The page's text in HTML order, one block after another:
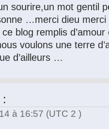
sourire,un mot gentil
…merci dieu
blog remplis
voulons une terre
d’ailleurs …
:
à 16:57 (UTC 2 )